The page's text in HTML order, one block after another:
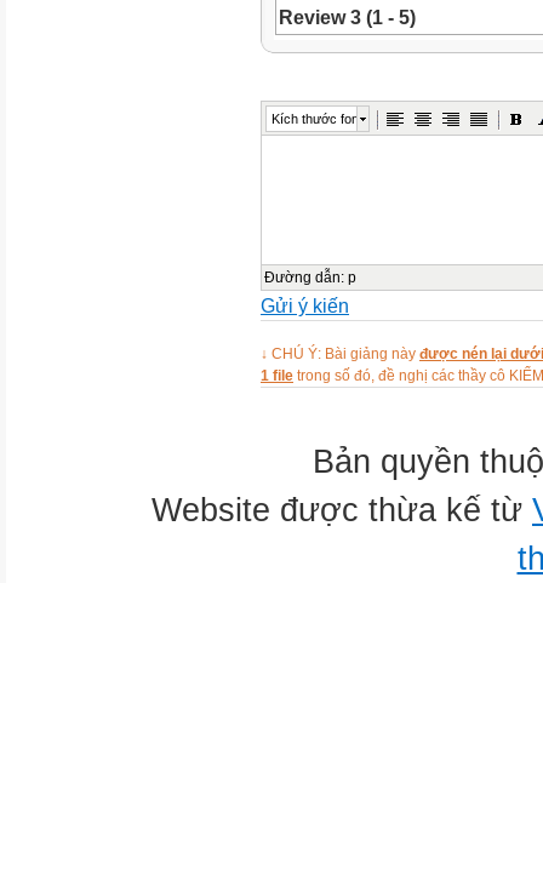
Review 3 (1 - 5)
Objectives
Ảnh
and understand a short
Objectives
Hình vẽ
Hình vẽ
Hình vẽ
Hình vẽ
Kích thước font
Đường dẫn: p
Gửi ý kiến
↓ CHÚ Ý: Bài giảng này được nén lại
1 file trong số đó, đề nghị các thầy cô
Bản quyền
Website được thừa kế từ